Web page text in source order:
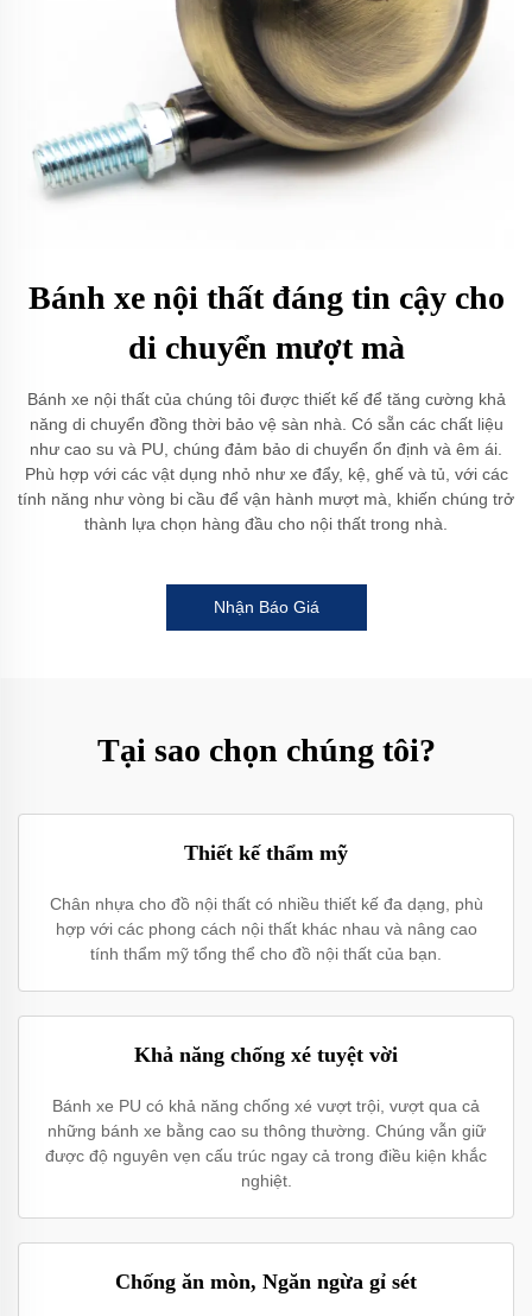
Bánh xe nội thất đáng tin cậy cho
di chuyển mượt mà
Bánh xe nội thất của chúng tôi được thiết kế để tăng cường khả
năng di chuyển đồng thời bảo vệ sàn nhà. Có sẵn các chất liệu
như cao su và PU, chúng đảm bảo di chuyển ổn định và êm ái.
Phù hợp với các vật dụng nhỏ như xe đẩy, kệ, ghế và tủ, với các
tính năng như vòng bi cầu để vận hành mượt mà, khiến chúng trở
thành lựa chọn hàng đầu cho nội thất trong nhà.
Nhận Báo Giá
Tại sao chọn chúng tôi?
Thiết kế thẩm mỹ
Chân nhựa cho đồ nội thất có nhiều thiết kế đa dạng, phù
hợp với các phong cách nội thất khác nhau và nâng cao
tính thẩm mỹ tổng thể cho đồ nội thất của bạn.
Khả năng chống xé tuyệt vời
Bánh xe PU có khả năng chống xé vượt trội, vượt qua cả
những bánh xe bằng cao su thông thường. Chúng vẫn giữ
được độ nguyên vẹn cấu trúc ngay cả trong điều kiện khắc
nghiệt.
Chống ăn mòn, Ngăn ngừa gỉ sét